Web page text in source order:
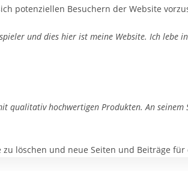
potenziellen Besuchern der Website
und dies hier ist meine Website. Ich lebe
qualitativ hochwertigen Produkten. An
löschen und neue Seiten und Beiträge